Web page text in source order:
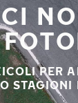
PER
STAGIONI